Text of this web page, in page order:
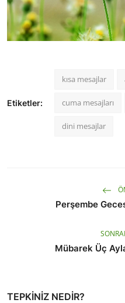
Etiketler:
kısa mesajlar
cuma mesajları
dini mesajlar
Perşembe
Mübarek Üç
TEPKINIZ NEDIR?